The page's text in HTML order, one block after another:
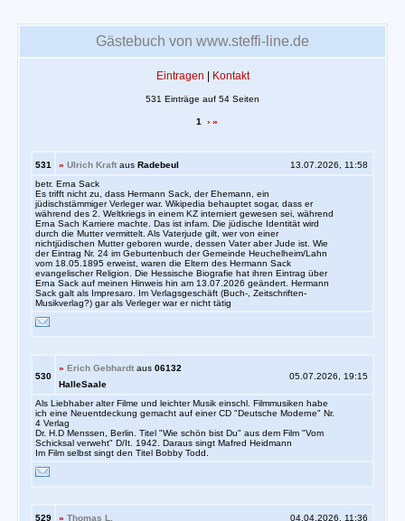
Gästebuch von www.steffi-line.de
Eintragen Kontakt
531 Einträge auf 54 Seiten
1 › »
531 » Ulrich Kraft aus Radebeul
13.07.2026, 11:58
betr. Erna Sack
Es trifft nicht zu, dass Hermann Sack, der Ehemann, ein
jüdischstämmiger Verleger war. Wikipedia behauptet sogar, dass er
während des 2. Weltkriegs in einem KZ interniert gewesen sei, während
Erna Sach Karriere machte. Das ist infam. Die jüdische Identität wird
durch die Mutter vermittelt. Als Vaterjude gilt, wer von einer
nichtjüdischen Mutter geboren wurde, dessen Vater aber Jude ist. Wie
der Eintrag Nr. 24 im Geburtenbuch der Gemeinde Heuchelheim/Lahn
vom 18.05.1895 erweist, waren die Eltern des Hermann Sack
evangelischer Religion. Die Hessische Biografie hat ihren Eintrag über
Erna Sack auf meinen Hinweis hin am 13.07.2026 geändert. Hermann
Sack galt als Impresaro. Im Verlagsgeschäft (Buch-, Zeitschriften-
Musikverlag?) gar als Verleger war er nicht tätig
530
» Erich Gebhardt aus 06132
HalleSaale
05.07.2026, 19:15
Als Liebhaber alter Filme und leichter Musik einschl. Filmmusiken habe
ich eine Neuentdeckung gemacht auf einer CD "Deutsche Moderne" Nr.
4 Verlag
Dr. H.D Menssen, Berlin. Titel "Wie schön bist Du" aus dem Film "Vom
Schicksal verweht" D/It. 1942. Daraus singt Mafred Heidmann
Im Film selbst singt den Titel Bobby Todd.
529 » Thomas L.
04.04.2026, 11:36